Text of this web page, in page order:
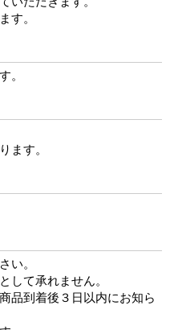
す。
。
ます。
い。
して承れません。
品到着後３日以内にお知ら